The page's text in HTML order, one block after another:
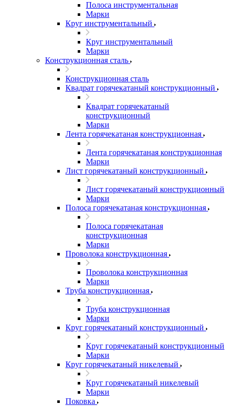
Полоса инструментальная
Марки
Круг инструментальный
Круг инструментальный
Марки
Конструкционная сталь
Конструкционная сталь
Квадрат горячекатаный конструкционный
Квадрат горячекатаный
конструкционный
Марки
Лента горячекатаная конструкционная
Лента горячекатаная конструкционная
Марки
Лист горячекатаный конструкционный
Лист горячекатаный конструкционный
Марки
Полоса горячекатаная конструкционная
Полоса горячекатаная
конструкционная
Марки
Проволока конструкционная
Проволока конструкционная
Марки
Труба конструкционная
Труба конструкционная
Марки
Круг горячекатаный конструкционный
Круг горячекатаный конструкционный
Марки
Круг горячекатаный никелевый
Круг горячекатаный никелевый
Марки
Поковка